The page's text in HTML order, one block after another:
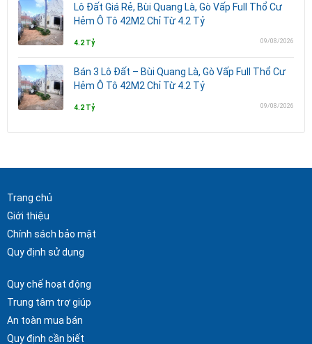
Lô Đất Giá Rẻ, Bùi Quang Là, Gò Vấp Full Thổ Cư
Hẻm Ô Tô 42M2 Chỉ Từ 4.2 Tỷ
4.2 Tỷ 09/08/2026
Bán 3 Lô Đất – Bùi Quang Là, Gò Vấp Full Thổ Cư
Hẻm Ô Tô 42M2 Chỉ Từ 4.2 Tỷ
4.2 Tỷ 09/08/2026
Trang chủ
Giới thiệu
Chính sách bảo mật
Quy định sử dụng
Quy chế hoạt động
Trung tâm trợ giúp
An toàn mua bán
Quy định cần biết